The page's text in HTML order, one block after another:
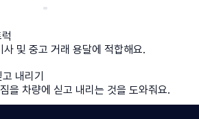
사 및 중고 거래 용달에 적합해요.
내리기
을 차량에 싣고 내리는 것을 도와줘요.